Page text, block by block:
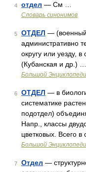
4 отдел — См …
Словарь синонимов
5 ОТДЕЛ — (военный
административно
округу или уезду,
(Кубанская и др.) …
Большой
6 ОТДЕЛ — в
систематике
подотдел)
Напр., классы
цветковых. Всего в
Большой
7 Отдел —